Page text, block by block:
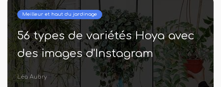
avec
Meilleur et haut du jardinage
16 Superbes idées de
de lettres de bricolage
Jardinières